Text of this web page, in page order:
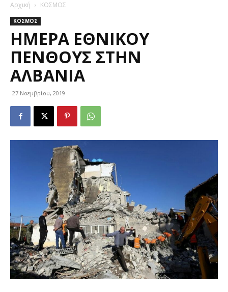
Αρχική ΚΟΣΜΟΣ
ΚΟΣΜΟΣ
ΗΜΈΡΑ ΕΘΝΙΚΟΎ
ΠΈΝΘΟΥΣ ΣΤΗΝ
ΑΛΒΑΝΊΑ
27 Νοεμβρίου, 2019